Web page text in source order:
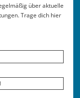
über aktuelle
Trage dich hier